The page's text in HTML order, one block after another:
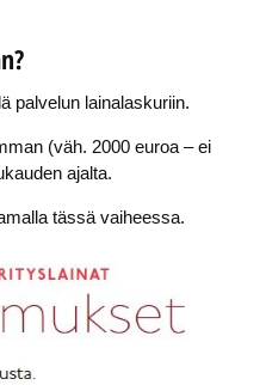
palvelun lainalaskuriin.
(väh. 2000 euroa – ei
ajalta.
tässä vaiheessa.